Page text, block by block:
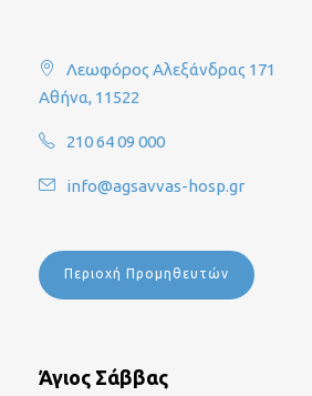
Λεωφόρος Αλεξάνδρας 171
Αθήνα, 11522
210 64 09 000
info@agsavvas-hosp.gr
Περιοχή Προμηθευτών
Άγιος Σάββας